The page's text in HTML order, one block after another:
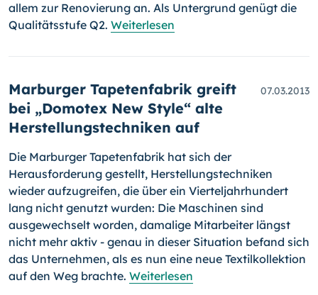
allem zur Reno­vierung an. Als Untergrund genügt die
Qualitätsstufe Q2. Weiterlesen
Marburger Tapetenfabrik greift
bei „Domotex New Style“ alte
Herstellungstechniken auf
07.03.2013
Die Marburger Tapetenfabrik hat sich der
Herausforderung gestellt, Her­stellungstechniken
wieder aufzugreifen, die über ein Vierteljahrhun­dert
lang nicht genutzt wurden: Die Maschinen sind
ausgewechselt worden, damalige Mitarbeiter längst
nicht mehr aktiv - genau in dieser Situation befand sich
das Unternehmen, als es nun eine neue Textilkollektion
auf den Weg brachte. Weiterlesen